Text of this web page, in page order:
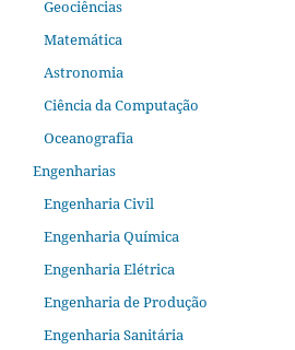
Geociências
Matemática
Astronomia
Ciência da Computação
Oceanografia
Engenharias
Engenharia Civil
Engenharia Química
Engenharia Elétrica
Engenharia de Produção
Engenharia Sanitária